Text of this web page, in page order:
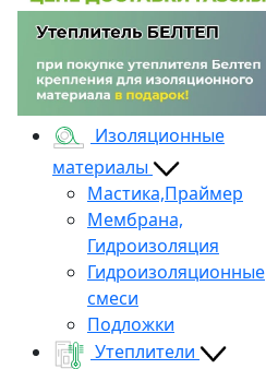
Изоляционные
материалы
Мастика,Праймер
Мембрана,
Гидроизоляция
Гидроизоляционные
смеси
Подложки
Утеплители